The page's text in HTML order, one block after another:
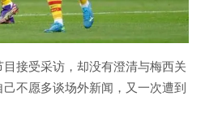
接受采访，却没有澄清与梅西关
不愿多谈场外新闻，又一次遭到